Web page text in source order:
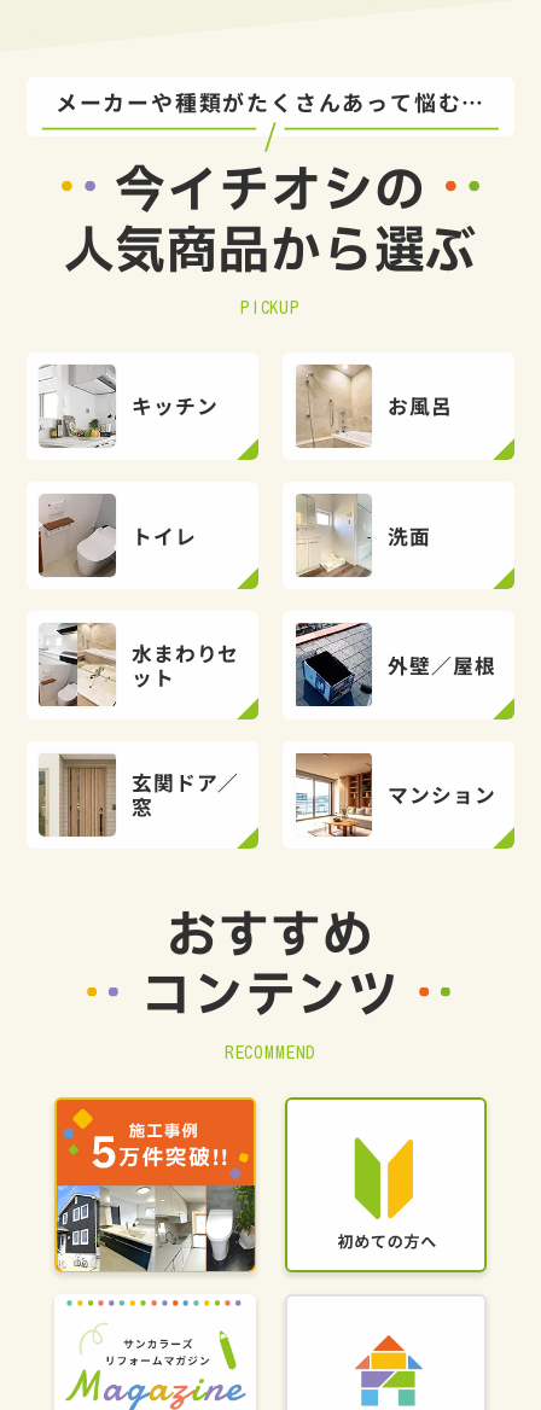
メーカーや種類がたくさんあって悩む…
今イチオシの
人気商品から選ぶ
PICKUP
キッチン お風呂
トイレ 洗面
水まわりセ
ット
外壁／屋根
玄関ドア／
窓
マンション
おすすめ
コンテンツ
RECOMMEND